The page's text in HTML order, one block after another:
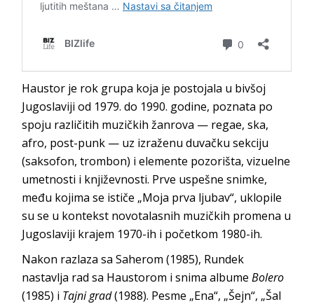
Haustor je rok grupa koja je postojala u bivšoj
Jugoslaviji od 1979. do 1990. godine, poznata po
spoju različitih muzičkih žanrova — regae, ska,
afro, post-punk — uz izraženu duvačku sekciju
(saksofon, trombon) i elemente pozorišta, vizuelne
umetnosti i književnosti. Prve uspešne snimke,
među kojima se ističe „Moja prva ljubav“, uklopile
su se u kontekst novotalasnih muzičkih promena u
Jugoslaviji krajem 1970-ih i početkom 1980-ih.
Nakon razlaza sa Saherom (1985), Rundek
nastavlja rad sa Haustorom i snima albumeBolero
(1985) i Tajni grad(1988). Pesme „Ena“, „Šejn“, „Šal